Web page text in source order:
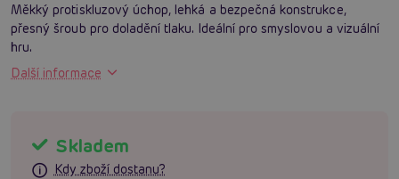
Měkký protiskluzový úchop, lehká a bezpečná konstrukce,
přesný šroub pro doladění tlaku. Ideální pro smyslovou a vizuální
hru.
Další informace
Skladem
Kdy zboží dostanu?